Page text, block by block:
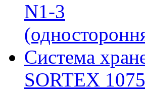
N1-3
Система
SORTEX 1075